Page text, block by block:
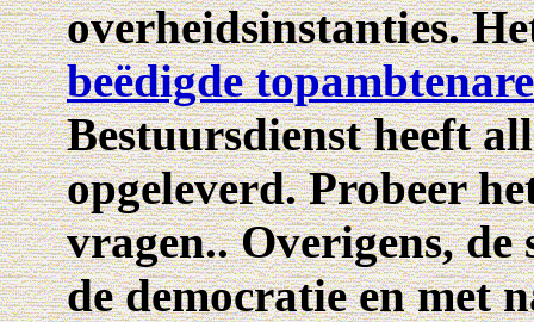
overheidsinstanties.
beëdigde
Bestuursdienst heeft
opgeleverd. Probeer
vragen.. Overigens,
de democratie en met